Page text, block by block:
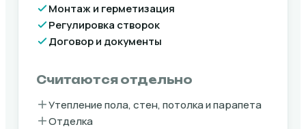
Монтаж и герметизация
Регулировка створок
Договор и документы
Считаются отдельно
Утепление пола, стен, потолка и парапета
Отделка